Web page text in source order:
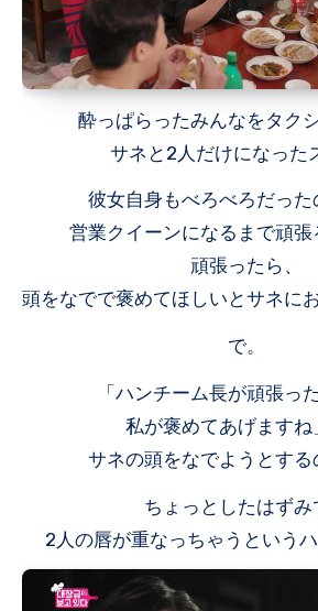
酔っぱらったみんなをタク
サネと2人だけになった
彼女自身もべろべろだった
営業クイーンになるまで頑張
頑張ったら、
頭をなでで褒めてほしいとサネに
で。
「ハンチーム長が頑張っ
私が褒めてあげますね
サネの頭をなでようとする
ちょっとしたはずみ
2人の唇が重なっちゃうというハ